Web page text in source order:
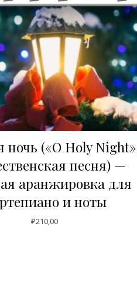
ночь («O Holy
песня) —
аранжировка для
и ноты
₽210,00